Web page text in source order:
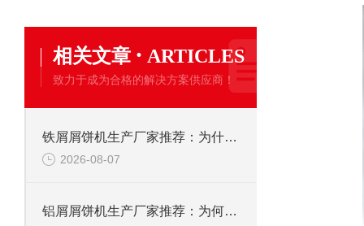
相关文章 · ARTICLES
致力于成为合格的解决方案供应商！
铁屑屑饼机生产厂家推荐：为什么恩派特是您的优选伙伴
2026-08-07
铝屑屑饼机生产厂家推荐：为何恩派特成为金属回收行业的“隐形优选”？